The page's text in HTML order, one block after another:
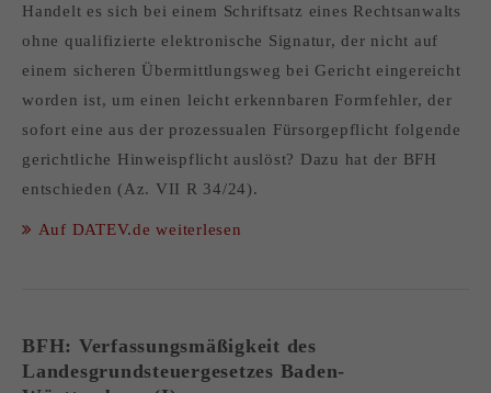
Handelt es sich bei einem Schriftsatz eines Rechtsanwalts
ohne qualifizierte elektronische Signatur, der nicht auf
einem sicheren Übermittlungsweg bei Gericht eingereicht
worden ist, um einen leicht erkennbaren Formfehler, der
sofort eine aus der prozessualen Fürsorgepflicht folgende
gerichtliche Hinweispflicht auslöst? Dazu hat der BFH
entschieden (Az. VII R 34/24).
Auf DATEV.de weiterlesen
BFH: Verfassungsmäßigkeit des
Landesgrundsteuergesetzes Baden-